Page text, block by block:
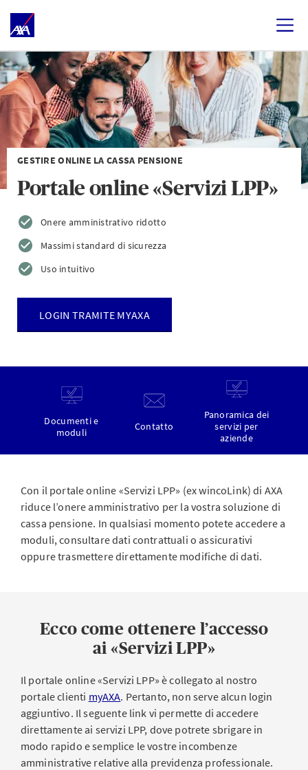
GESTIRE ONLINE LA CASSA PENSIONE
Portale online «Servizi LPP»
Onere amministrativo ridotto
Massimi standard di sicurezza
Uso intuitivo
LOGIN TRAMITE MYAXA
Documenti e
moduli
Contatto
Panoramica dei
servizi per
aziende
Con il portale online «Servizi LPP» (ex wincoLink) di AXA
riduce l’onere amministrativo per la vostra soluzione di
cassa pensione. In qualsiasi momento potete accedere a
moduli, consultare dati contrattuali o assicurativi
oppure trasmettere direttamente modifiche di dati.
Ecco come ottenere l’accesso
ai «Servizi LPP»
Il portale online «Servizi LPP» è collegato al nostro
portale clienti myAXA. Pertanto, non serve alcun login
aggiuntivo. Il seguente link vi permette di accedere
direttamente ai servizi LPP, dove potrete sbrigare in
modo rapido e semplice le vostre incombenze
amministrative relative alla previdenza professionale.